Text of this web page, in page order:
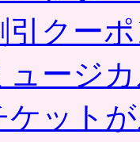
引クー
ュージ
ケット